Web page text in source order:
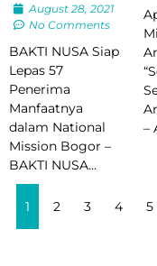
August 28, 2021
No Comments
BAKTI NUSA Siap
Lepas 57
Penerima
Manfaatnya
dalam National
Mission Bogor –
BAKTI NUSA…
–
1 2 3 4 5